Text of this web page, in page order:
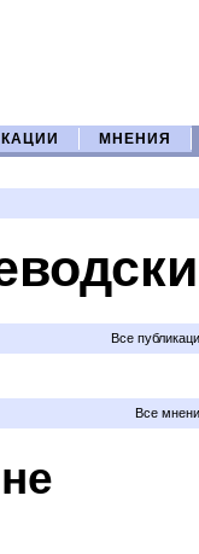
МНЕНИЯ
Все
Все